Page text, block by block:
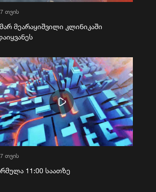
7 თვის
მეარაყიშვილი კლინიკაში
7 თვის
11:00 საათზე